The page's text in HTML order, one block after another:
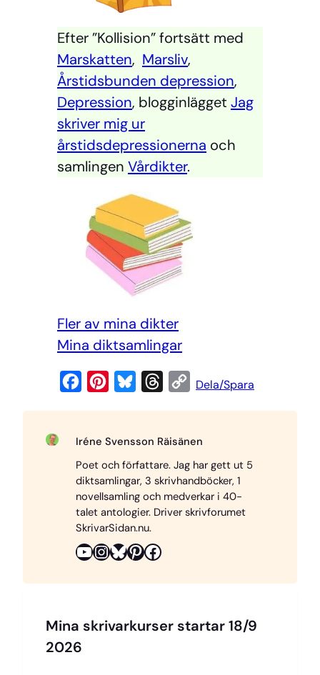
Efter ”Kollision” fortsätt med
Marskatten, Marsliv,
Årstidsbunden depression,
Depression, blogginlägget Jag
skriver mig ur
årstidsdepressionerna och
samlingen Vårdikter.
Fler av mina dikter
Mina diktsamlingar
e
b
o
o
k
t
e
r
e
s
t
e
s
k
y
e
a
d
s
C
y
L
i
n
Dela/Spara
Iréne Svensson Räisänen
Poet och författare. Jag har gett ut 5
diktsamlingar, 3 skrivhandböcker, 1
novellsamling och medverkar i 40-
talet antologier. Driver skrivforumet
SkrivarSidan.nu.
YouTube InstagramBluesky Pinterest Facebook
Mina skrivarkurser startar 18/9
2026